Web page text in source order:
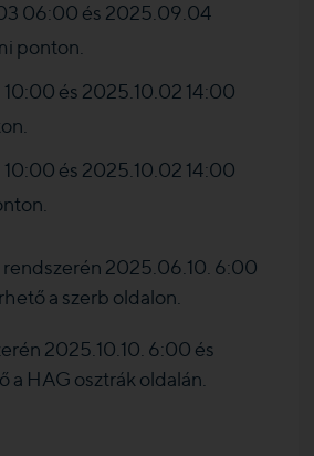
06:00 és 2025.09.04
ponton.
és 2025.10.02 14:00
és 2025.10.02 14:00
rendszerén 2025.06.10. 6:00
a szerb oldalon.
2025.10.10. 6:00 és
HAG osztrák oldalán.